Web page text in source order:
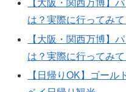
【大阪・関西万博】
は？実際に行ってみて
【大阪・関西万博】
は？実際に行ってみて
【日帰りOK】ゴール